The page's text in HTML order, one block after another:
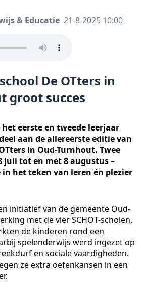
& Educatie 21-8-2025 10:00
De OTters in
groot succes
eerste en tweede leerjaar
aan de allereerste editie van
in Oud-Turnhout. Twee
juli tot en met 8 augustus –
het teken van leren én plezier
initiatief van de gemeente Oud-
met de vier SCHOT-scholen.
de kinderen rond een
spelenderwijs werd ingezet op
en sociale vaardigheden.
ze extra oefenkansen in een